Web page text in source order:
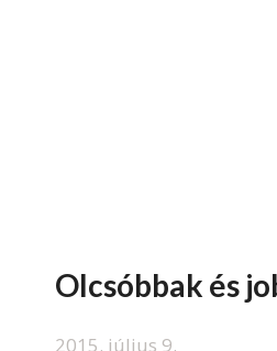
Olcsóbbak és
2015. július 9.